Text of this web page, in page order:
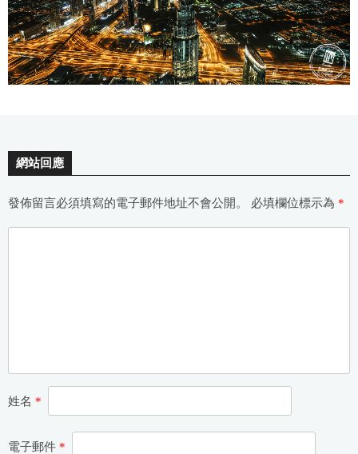
網站回應
發佈留言必須填寫的電子郵件地址不會公開。 必填欄位標示為 *
姓名 *
電子郵件 *